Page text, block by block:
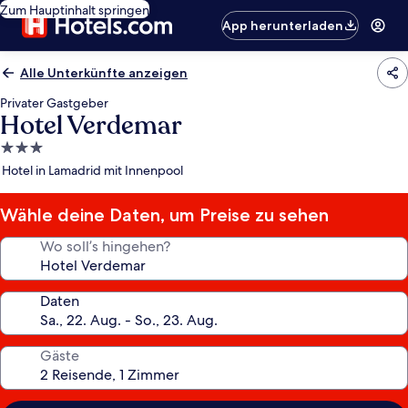
Zum Hauptinhalt springen
App herunterladen
Alle Unterkünfte anzeigen
Privater Gastgeber
Hotel Verdemar
3.0-
Sterne-
Hotel in Lamadrid mit Innenpool
Wähle deine Daten, um Preise zu sehen
Wo soll’s hingehen?
Daten
Gäste